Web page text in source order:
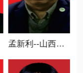
孟新利--山西省商业联合会执行会长、 碳中和专委会会长